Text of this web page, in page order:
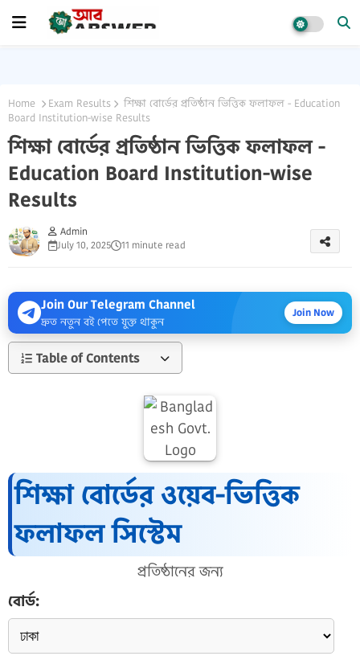
Home Exam Results
শিক্ষা বোর্ডের প্রতিষ্ঠান ভিত্তিক ফলাফল - Education
Board Institution-wise Results
শিক্ষা বোর্ডের প্রতিষ্ঠান ভিত্তিক ফলাফল -
Education Board Institution-wise
Results
Admin
July 10, 2025
11 minute read
Join Our Telegram Channel
দ্রুত নতুন বই পেতে যুক্ত থাকুন
Join Now
Table of Contents
শিক্ষা বোর্ডের ওয়েব-ভিত্তিক
ফলাফল সিস্টেম
প্রতিষ্ঠানের জন্য
বোর্ড: